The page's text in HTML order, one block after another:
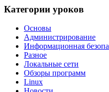
Категории уроков
Основы
Администрирование
Информационная
Разное
Локальные сети
Обзоры программ
Linux